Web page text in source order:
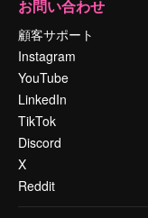
お問い合わせ
顧客サポート
Instagram
YouTube
LinkedIn
TikTok
Discord
X
Reddit